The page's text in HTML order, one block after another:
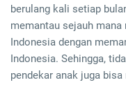
berulang kali setiap
memantau sejauh
Indonesia dengan
Indonesia. Sehingga,
pendekar anak juga